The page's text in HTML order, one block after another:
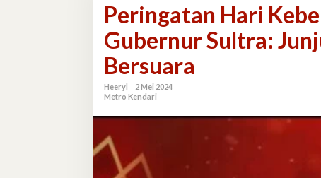
Kebebasan
Pers
Sedunia,
Pj
Kebebasan
Peringatan Hari
Gubernur Sultra:
Bersuara
Heeryl
2 Mei 2024
Metro Kendari